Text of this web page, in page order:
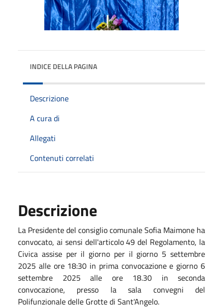
INDICE DELLA PAGINA
Descrizione
A cura di
Allegati
Contenuti correlati
Descrizione
La Presidente del consiglio comunale Sofia Maimone ha
convocato, ai sensi dell'articolo 49 del Regolamento, la
Civica assise per il giorno per il giorno 5 settembre
2025 alle ore 18:30 in prima convocazione e giorno 6
settembre 2025 alle ore 18.30 in seconda
convocazione, presso la sala convegni del
Polifunzionale delle Grotte di Sant'Angelo.